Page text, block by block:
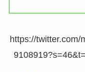
https://twitter.com/